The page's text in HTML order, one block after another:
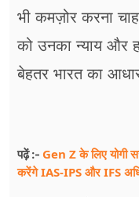
भी कमज़ोर करना
को उनका न्याय और
बेहतर भारत का
पढ़ें :- Gen Z के लिए योगी
करेंगे IAS-IPS और IFS